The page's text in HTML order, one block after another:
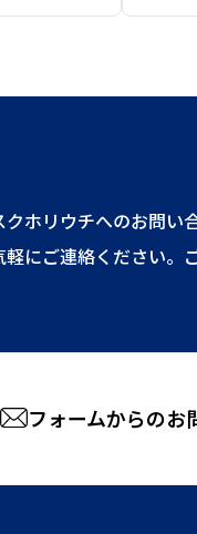
クホリウチへのお問い
軽にご連絡ください。
フォームからのお